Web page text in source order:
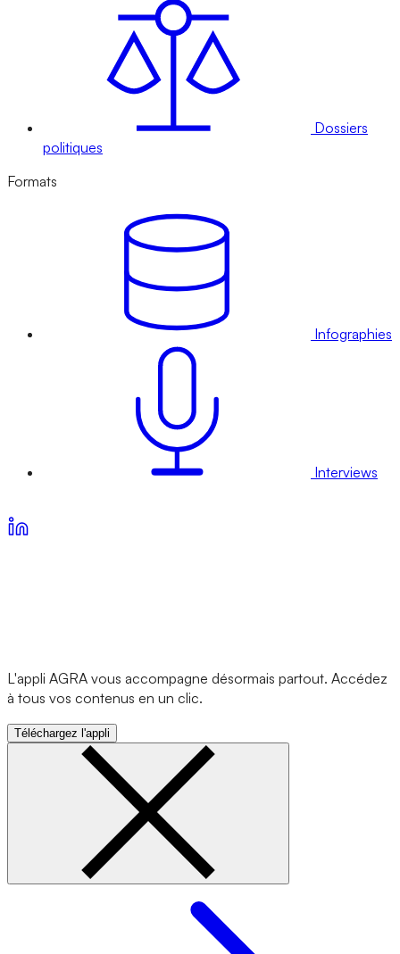
Dossiers
politiques
Formats
Infographies
Interviews
L'appli AGRA vous accompagne désormais partout. Accédez
à tous vos contenus en un clic.
Téléchargez l'appli